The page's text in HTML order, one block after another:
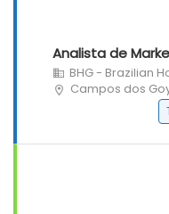
Analista de
BHG - Brazilian
Campos dos